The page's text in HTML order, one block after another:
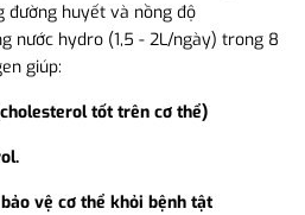
đường huyết và nồng độ
nước hydro (1,5 - 2L/ngày) trong 8
giúp:
tốt trên cơ thể)
vệ cơ thể khỏi bệnh tật